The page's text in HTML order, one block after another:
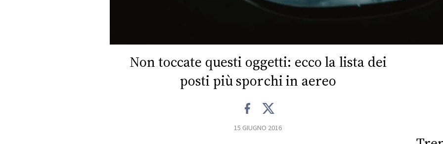
RMC
CONSIGLIANon toccate questi oggetti: ecco la lista dei
posti più sporchi in aereo
15 GIUGNO 2016